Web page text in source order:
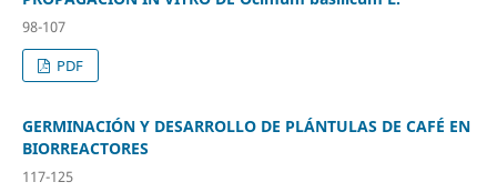
98-107
PDF
GERMINACIÓN Y DESARROLLO DE PLÁNTULAS DE CAFÉ EN
BIORREACTORES
117-125